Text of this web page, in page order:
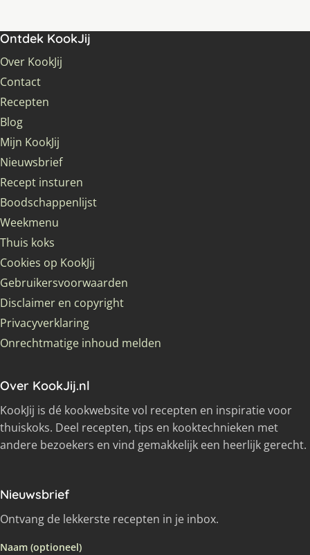
Ontdek KookJij
Over KookJij
Contact
Recepten
Blog
Mijn KookJij
Nieuwsbrief
Recept insturen
Boodschappenlijst
Weekmenu
Thuis koks
Cookies op KookJij
Gebruikersvoorwaarden
Disclaimer en copyright
Privacyverklaring
Onrechtmatige inhoud melden
Over KookJij.nl
KookJij is dé kookwebsite vol recepten en inspiratie voor
thuiskoks. Deel recepten, tips en kooktechnieken met
andere bezoekers en vind gemakkelijk een heerlijk gerecht.
Nieuwsbrief
Ontvang de lekkerste recepten in je inbox.
Naam (optioneel)